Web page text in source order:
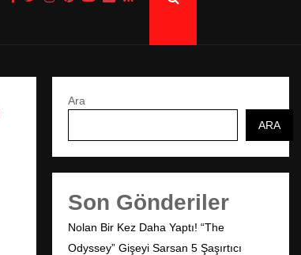
Ara
ARA
Son Gönderiler
Nolan Bir Kez Daha Yaptı! “The
Odyssey” Gişeyi Sarsan 5 Şaşırtıcı